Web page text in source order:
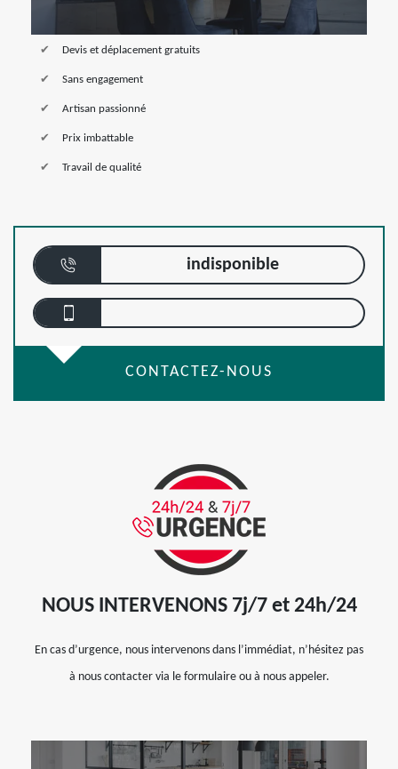
Devis et déplacement gratuits
Sans engagement
Artisan passionné
Prix imbattable
Travail de qualité
indisponible
CONTACTEZ-NOUS
NOUS INTERVENONS 7j/7 et 24h/24
En cas d’urgence, nous intervenons dans l’immédiat, n’hésitez pas
à nous contacter via le formulaire ou à nous appeler.